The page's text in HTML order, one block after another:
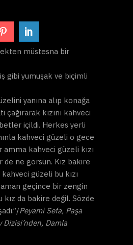
müstesna bir
gibi yumuşak ve biçimli
yanına alıp konağa
kızını kahveci
içildi. Herkes yerli
kahveci güzeli o gece
kahveci güzeli kızı
de ne görsün. Kız bakire
güzeli bu kızı
geçince bir zengin
kız da bakire değil. Sözde
Peyami Sefa, Paşa
Dizisi’nden, Damla